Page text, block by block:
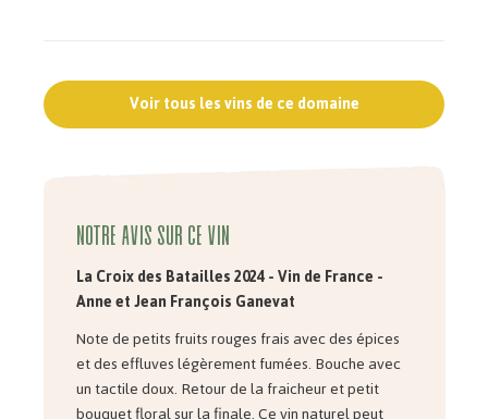
Voir tous les vins de ce domaine
Notre avis sur ce vin
La Croix des Batailles 2024 -Vin de France -
Anne et Jean François Ganevat
Note de petits fruits rouges frais avec des épices
et des effluves légèrement fumées. Bouche avec
un tactile doux. Retour de la fraicheur et petit